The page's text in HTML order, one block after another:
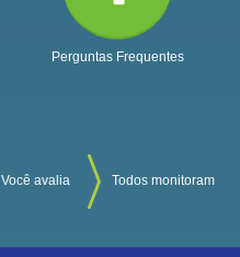
Perguntas Frequentes
Você avalia Todos monitoram